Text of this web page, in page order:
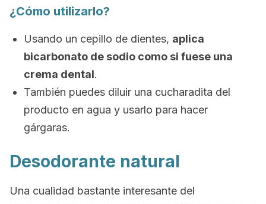
¿Cómo utilizarlo?
Usando un cepillo de dientes, aplica
bicarbonato de sodio como si fuese una
crema dental.
También puedes diluir una cucharadita del
producto en agua y usarlo para hacer
gárgaras.
Desodorante natural
Una cualidad bastante interesante del